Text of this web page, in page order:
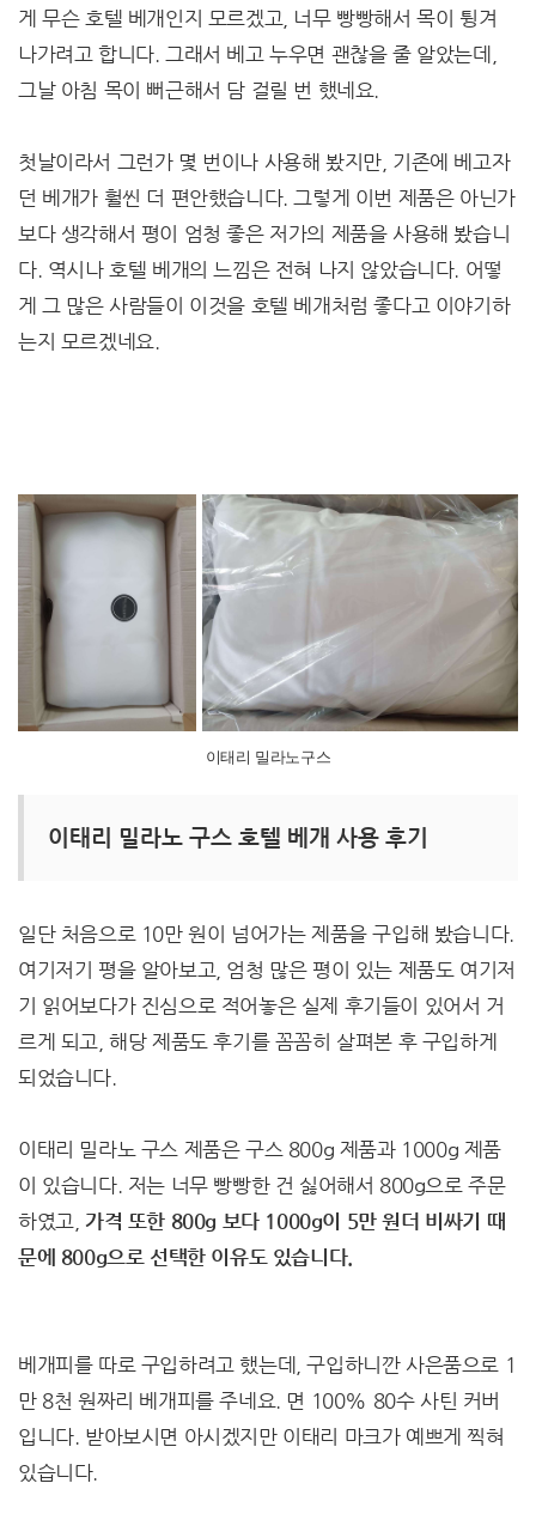
게 무슨 호텔 베개인지 모르겠고, 너무 빵빵해서 목이 튕겨
나가려고 합니다. 그래서 베고 누우면 괜찮을 줄 알았는데,
그날 아침 목이 뻐근해서 담 걸릴 번 했네요.
첫날이라서 그런가 몇 번이나 사용해 봤지만, 기존에 베고자
던 베개가 훨씬 더 편안했습니다. 그렇게 이번 제품은 아닌가
보다 생각해서 평이 엄청 좋은 저가의 제품을 사용해 봤습니
다. 역시나 호텔 베개의 느낌은 전혀 나지 않았습니다. 어떻
게 그 많은 사람들이 이것을 호텔 베개처럼 좋다고 이야기하
는지 모르겠네요.
이태리 밀라노구스
이태리 밀라노 구스 호텔 베개 사용 후기
일단 처음으로 10만 원이 넘어가는 제품을 구입해 봤습니다.
여기저기 평을 알아보고, 엄청 많은 평이 있는 제품도 여기저
기 읽어보다가 진심으로 적어놓은 실제 후기들이 있어서 거
르게 되고, 해당 제품도 후기를 꼼꼼히 살펴본 후 구입하게
되었습니다.
이태리 밀라노 구스 제품은 구스 800g 제품과 1000g 제품
이 있습니다. 저는 너무 빵빵한 건 싫어해서 800g으로 주문
하였고, 가격 또한 800g 보다 1000g이 5만 원더 비싸기 때
문에 800g으로 선택한 이유도 있습니다.
베개피를 따로 구입하려고 했는데, 구입하니깐 사은품으로 1
만 8천 원짜리 베개피를 주네요. 면 100% 80수 사틴 커버
입니다. 받아보시면 아시겠지만 이태리 마크가 예쁘게 찍혀
있습니다.